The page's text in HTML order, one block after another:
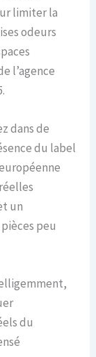
limiter la
odeurs
l’agence
dans de
du label
un
peu
du